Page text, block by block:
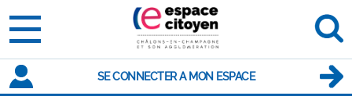
SE CONNECTER A MON ESPACE